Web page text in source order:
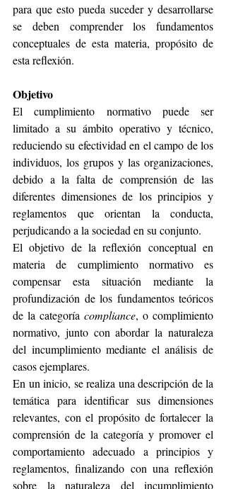
para que esto pueda suceder y desarrollarse
se deben comprender los fundamentos
conceptuales de esta materia, propósito de
esta reflexión.
Objetivo
El cumplimiento normativo puede ser
limitado a su ámbito operativo y técnico,
reduciendo su efectividad en el campo de los
individuos, los grupos y las organizaciones,
debido a la falta de comprensión de las
diferentes dimensiones de los principios y
reglamentos que orientan la conducta,
perjudicando a la sociedad en su conjunto.
El objetivo de la reflexión conceptual en
materia de cumplimiento normativo es
compensar esta situación mediante la
profundización de los fundamentos teóricos
de la categoría compliance, o complimiento
normativo, junto con abordar la naturaleza
del incumplimiento mediante el análisis de
casos ejemplares.
En un inicio, se realiza una descripción de la
temática para identificar sus dimensiones
relevantes, con el propósito de fortalecer la
comprensión de la categoría y promover el
comportamiento adecuado a principios y
reglamentos, finalizando con una reflexión
sobre la naturaleza del incumplimiento